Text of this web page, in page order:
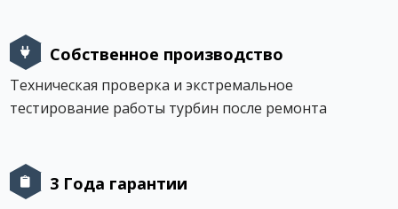
Собственное производство
Техническая проверка и экстремальное
тестирование работы турбин после ремонта
3 Года гарантии